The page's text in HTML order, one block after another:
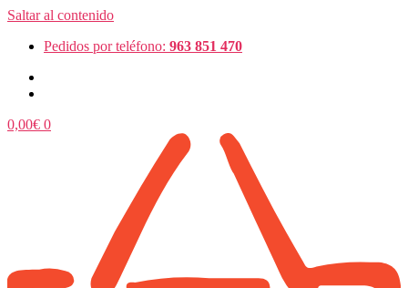
Saltar al contenido
Pedidos por teléfono: 963 851 470
0,00€ 0